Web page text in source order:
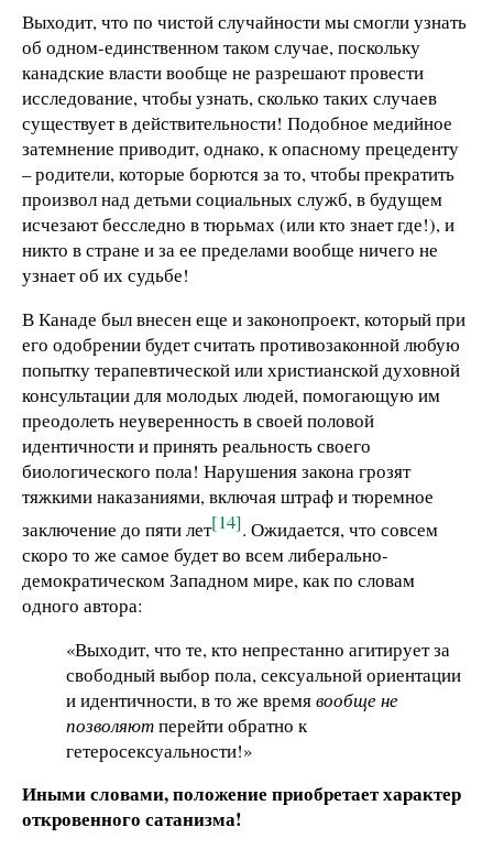
Выходит, что по чистой случайности мы смогли узнать
об одном-единственном таком случае, поскольку
канадские власти вообще не разрешают провести
исследование, чтобы узнать, сколько таких случаев
существует в действительности! Подобное медийное
затемнение приводит, однако, к опасному прецеденту
– родители, которые борются за то, чтобы прекратить
произвол над детьми социальных служб, в будущем
исчезают бесследно в тюрьмах (или кто знает где!), и
никто в стране и за ее пределами вообще ничего не
узнает об их судьбе!
В Канаде был внесен еще и законопроект, который при
его одобрении будет считать противозаконной любую
попытку терапевтической или христианской духовной
консультации для молодых людей, помогающую им
преодолеть неуверенность в своей половой
идентичности и принять реальность своего
биологического пола! Нарушения закона грозят
тяжкими наказаниями, включая штраф и тюремное
заключение до пяти лет[14]. Ожидается, что совсем
скоро то же самое будет во всем либерально-
демократическом Западном мире, как по словам
одного автора:
«Выходит, что те, кто непрестанно агитирует за
свободный выбор пола, сексуальной ориентации
и идентичности, в то же времявообще не
позволяютперейти обратно к
гетеросексуальности!»
Иными словами, положение приобретает характер
откровенного сатанизма!